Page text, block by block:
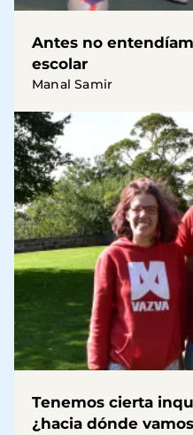
Antes no
escolar
Manal Samir
Tenemos cierta
¿hacia dónde